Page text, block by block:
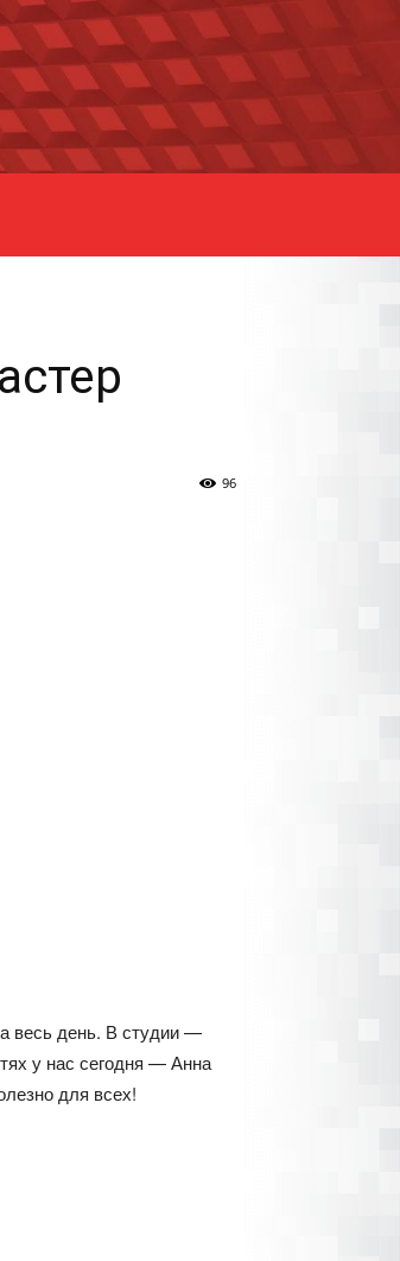
96
весь день. В студии —
у нас сегодня — Анна
для всех!